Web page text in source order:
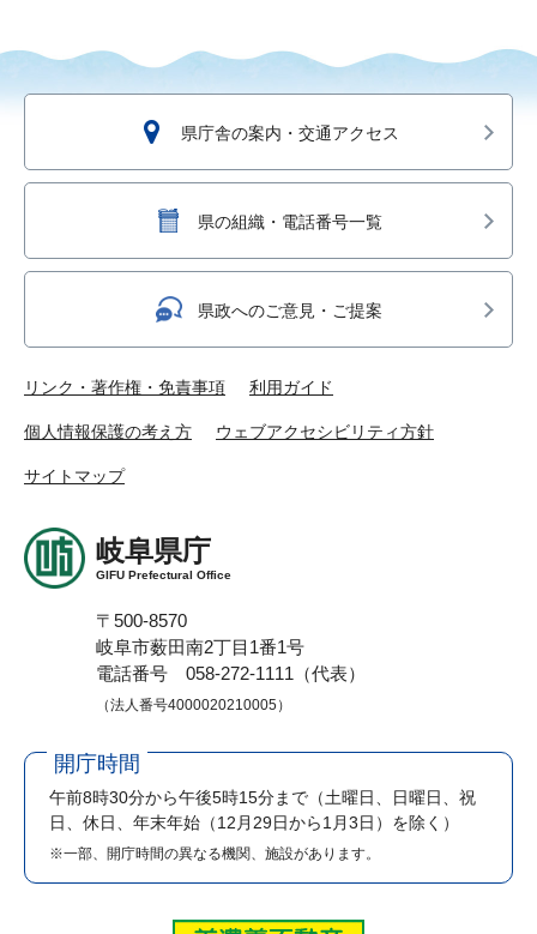
県庁舎の案内・交通アクセス
県の組織・電話番号一覧
県政へのご意見・ご提案
リンク・著作権・免責事項 利用ガイド
個人情報保護の考え方 ウェブアクセシビリティ方針
サイトマップ
岐阜県庁
GIFU Prefectural Office
〒500-8570
岐阜市薮田南2丁目1番1号
電話番号 058-272-1111（代表）
（法人番号4000020210005）
開庁時間
午前8時30分から午後5時15分まで （土曜日、日曜日、祝
日、休日、年末年始（12月29日から1月3日）を除く）
※一部、開庁時間の異なる機関、施設があります。